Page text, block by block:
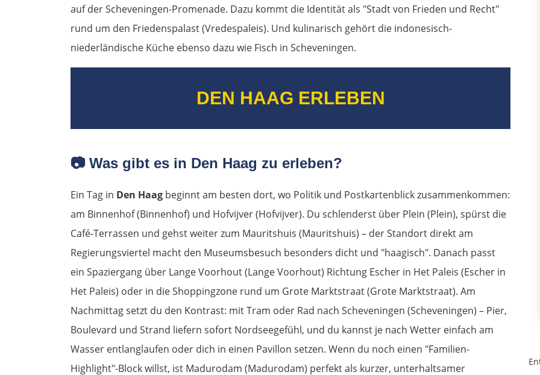
auf der Scheveningen-Promenade. Dazu kommt die Identität als "Stadt von Frieden und Recht"
rund um den Friedenspalast (Vredespaleis). Und kulinarisch gehört die indonesisch-
niederländische Küche ebenso dazu wie Fisch in Scheveningen.
DEN HAAG ERLEBEN
📷Was gibt es in Den Haag zu erleben?
Ein Tag in Den Haag beginnt am besten dort, wo Politik und Postkartenblick zusammenkommen:
am Binnenhof (Binnenhof) und Hofvijver (Hofvijver). Du schlenderst über Plein (Plein), spürst die
Café-Terrassen und gehst weiter zum Mauritshuis (Mauritshuis) – der Standort direkt am
Regierungsviertel macht den Museumsbesuch besonders dicht und "haagisch". Danach passt
ein Spaziergang über Lange Voorhout (Lange Voorhout) Richtung Escher in Het Paleis (Escher in
Het Paleis) oder in die Shoppingzone rund um Grote Marktstraat (Grote Marktstraat). Am
Nachmittag setzt du den Kontrast: mit Tram oder Rad nach Scheveningen (Scheveningen) – Pier,
Boulevard und Strand liefern sofort Nordseegefühl, und du kannst je nach Wetter einfach am
Wasser entlanglaufen oder dich in einen Pavillon setzen. Wenn du noch einen "Familien-
Highlight"-Block willst, ist Madurodam (Madurodam) perfekt als kurzer, unterhaltsamer